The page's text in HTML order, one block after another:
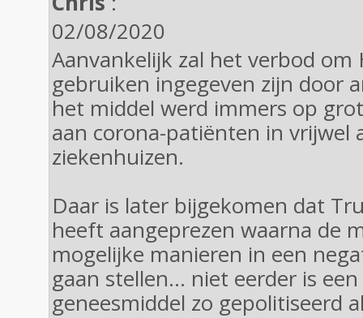
02/08/2020
Aanvankelijk zal het verbod om
gebruiken ingegeven zijn door
het middel werd immers op
aan corona-patiënten in vrijwel
ziekenhuizen.
Daar is later bijgekomen dat
heeft aangeprezen waarna de
mogelijke manieren in een
gaan stellen... niet eerder is
geneesmiddel zo gepolitiseerd